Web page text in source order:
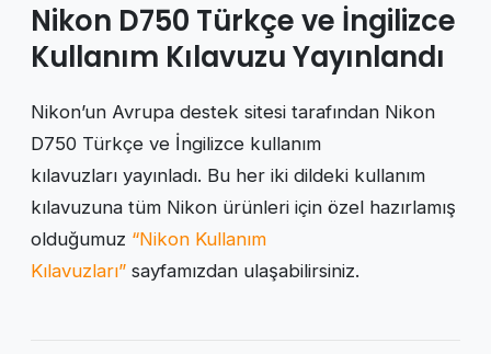
Nikon D750 Türkçe ve İngilizce
Kullanım Kılavuzu Yayınlandı
Nikon’un Avrupa destek sitesi tarafından Nikon
D750 Türkçe ve İngilizce kullanım
kılavuzları yayınladı. Bu her iki dildeki kullanım
kılavuzuna tüm Nikon ürünleri için özel hazırlamış
olduğumuz “Nikon Kullanım
Kılavuzları” sayfamızdan ulaşabilirsiniz.